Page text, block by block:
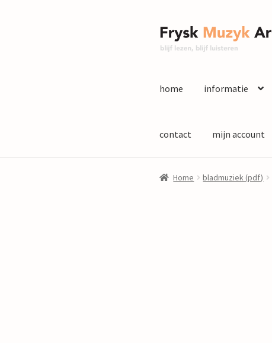
Ga
door
Ga
naar
home informatie
contact mijn account
Home bladmuziek (pdf)